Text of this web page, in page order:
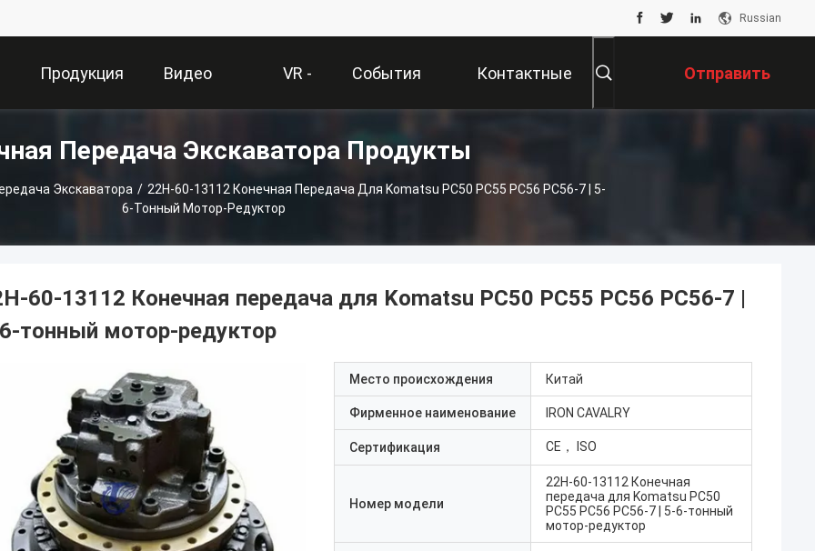
Russian
Продукция Видео VR -
Шоу
События Контактные Отправить
Передача Экскаватора Продукты
Экскаватора / 22H-60-13112 Конечная Передача Для Komatsu PC50 PC55 PC56 PC56-7 | 5-
6-Тонный Мотор-Редуктор
60-13112 Конечная передача для Komatsu PC50 PC55 PC56 PC56-7 |
тонный мотор-редуктор
Место происхождения Китай
Фирменное наименование IRON CAVALRY
Сертификация CE， ISO
Номер модели
22H-60-13112 Конечная
передача для Komatsu PC50
PC55 PC56 PC56-7 | 5-6-тонный
мотор-редуктор